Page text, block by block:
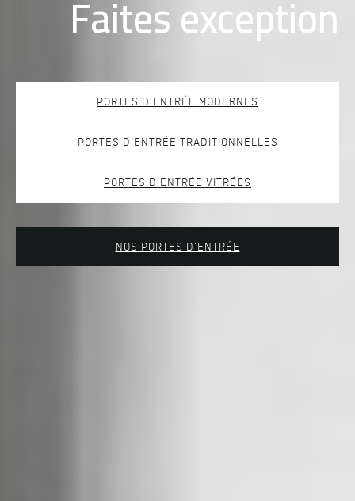
Faites exception
PORTES D’ENTRÉE MODERNES
PORTES D’ENTRÉE TRADITIONNELLES
PORTES D’ENTRÉE VITRÉES
NOS PORTES D’ENTRÉE